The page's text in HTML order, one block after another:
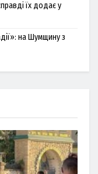
їх додає у
на Шумщину з